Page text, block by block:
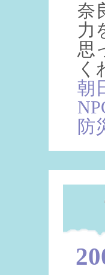
奈
力
思
く
朝
防